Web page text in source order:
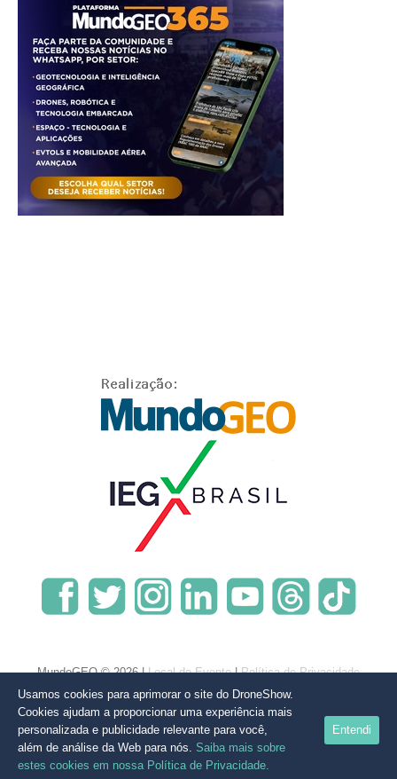
MundoGEO © 2026 |Local do Evento|Política de Privacidade
Usamos cookies para aprimorar o site do DroneShow.
Cookies ajudam a proporcionar uma experiência mais
personalizada e publicidade relevante para você,
além de análise da Web para nós. Saiba mais sobre
estes cookies em nossa Política de Privacidade.
Entendi